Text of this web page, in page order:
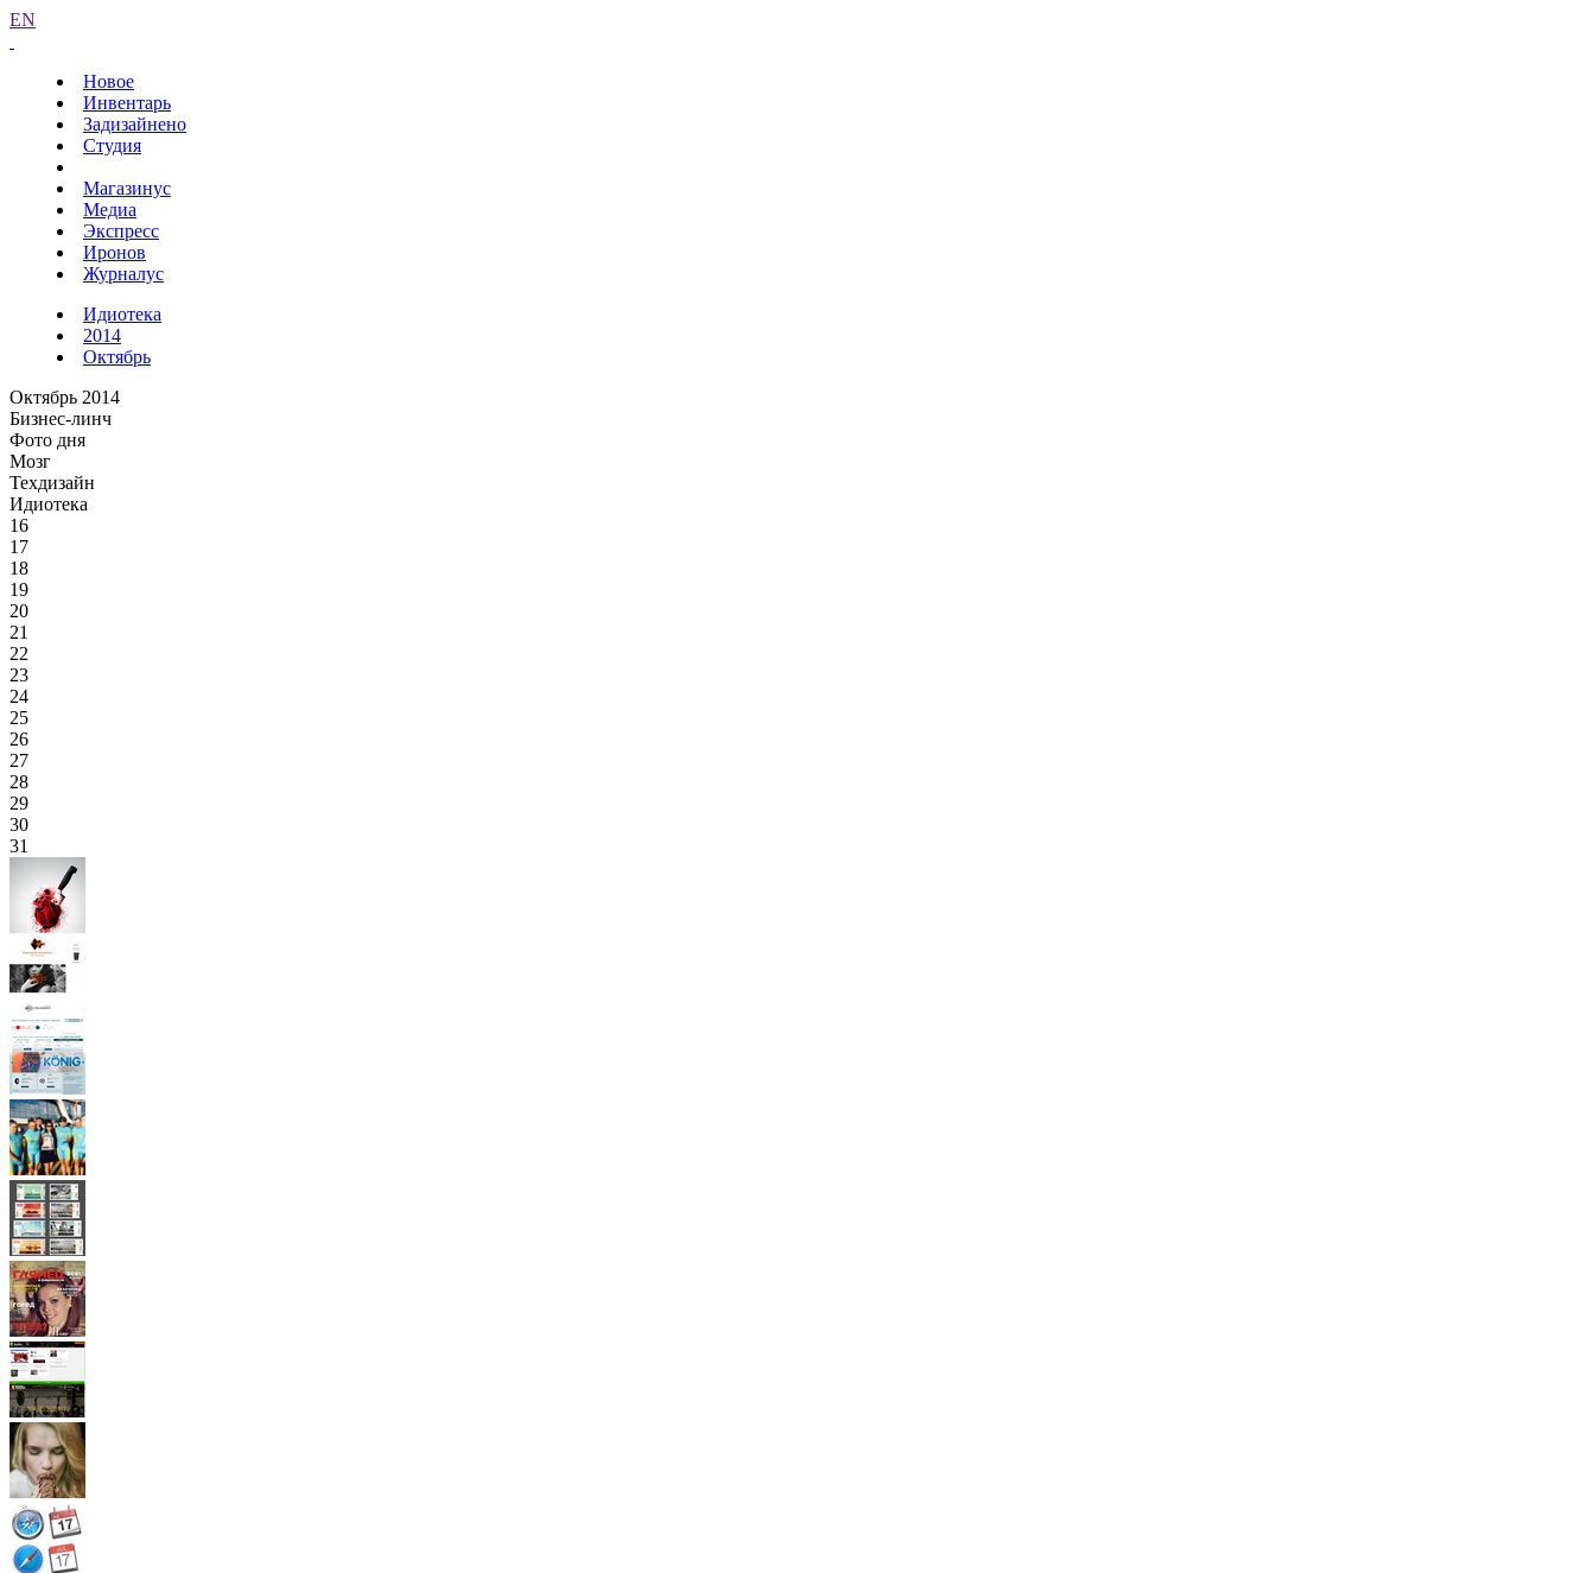
EN
Новое
Инвентарь
Задизайнено
Студия
Магазинус
Медиа
Экспресс
Иронов
Журналус
Идиотека
2014
Октябрь
Октябрь 2014
Бизнес-линч
Фото дня
Мозг
Техдизайн
Идиотека
16
17
18
19
20
21
22
23
24
25
26
27
28
29
30
31